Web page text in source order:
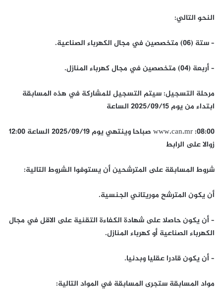
النحو التالي:
– ستة (06) متخصصين في مجال الكهرباء الصناعية.
– أربعة (04) متخصصين في مجال كهرباء المنازل.
مرحلة التسجيل: سيتم التسجيل للمشاركة في هذه المسابقة
ابتداء من يوم 2025/09/15 الساعة
www.can.mr :08:00 صباحا وينتهي يوم 2025/09/19 الساعة 12:00
زوالا على الرابط
شروط المسابقة على المترشحين أن يستوفوا الشروط التالية:
أن يكون المترشح موريتاني الجنسية.
– أن يكون حاصلا على شهادة الكفاءة التقنية على الاقل في مجال
الكهرباء الصناعية أو كهرباء المنازل.
– أن يكون قادرا عقليا وبدنيا.
مواد المسابقة ستجرى المسابقة في المواد التالية: